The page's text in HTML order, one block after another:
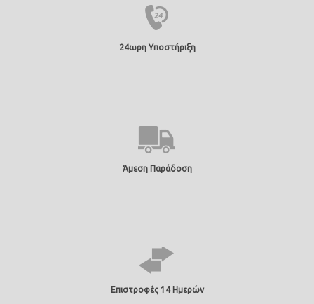
24ωρη Υποστήριξη
Άμεση Παράδοση
Επιστροφές 14 Ημερών